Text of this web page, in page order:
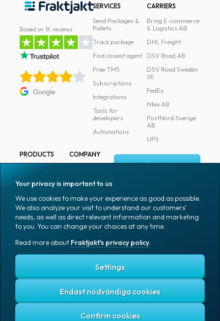
conditions
Privacy
Prohibited
and
dangerous
content
Based on 1K reviews
Google
SERVICES
Send Packages &
Pallets
Track package
Find closest agent
Free TMS
Subscriptions
Integrations
Tools for
developers
Automations
CARRIERS
Bring E-commerce
& Logistics AB
DHL Freight
DSV Road AB
DSV Road Sweden
SE
FedEx
Ntex AB
PostNord Sverige
AB
UPS
PRODUCTS
Marking
Packaging
Packaging
accessories
Office goods
COMPANY
Media
Coworkers
Job & career
News archive
Blog
Log in
Sign up
English (US)
Fraktjakt's privacy policy
Terms and conditions
Copyright © 2007 – 2026 Fraktjakt AB. All rights reserved.
Your privacy is important to us
We use cookies to make your experience as good as possible.
We also analyze your visit to understand our customers'
needs, as well as direct relevant information and marketing
to you. You can change your choices at any time.
Read more about Fraktjakt's privacy policy.
Settings
Endast nödvändiga cookies